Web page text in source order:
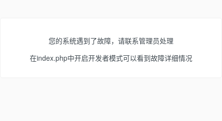
您的系统遇到了故障，请联系管理员处理
在index.php中开启开发者模式可以看到故障详细情况